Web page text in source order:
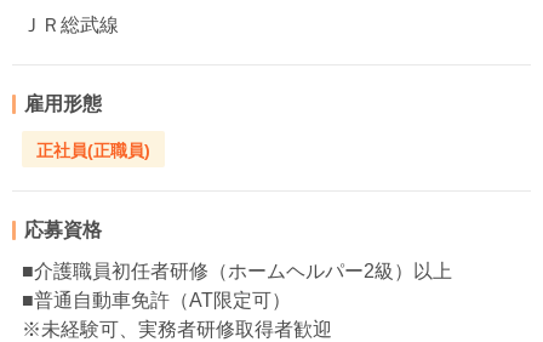
ＪＲ総武線
雇用形態
正社員(正職員)
応募資格
■介護職員初任者研修（ホームヘルパー2級）以上
■普通自動車免許（AT限定可）
※未経験可、実務者研修取得者歓迎